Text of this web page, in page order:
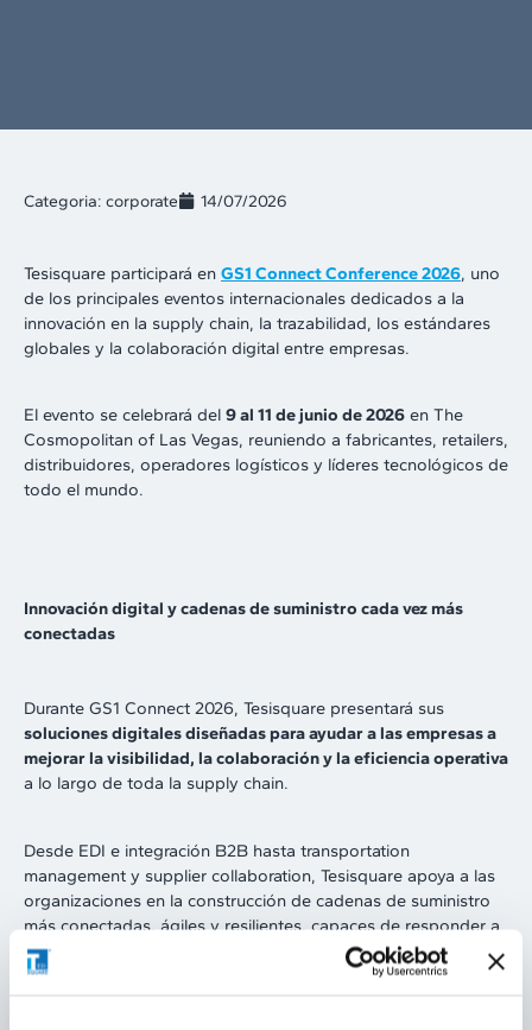
Categoria: corporate 14/07/2026
Tesisquare participará en GS1 Connect Conference 2026, uno
de los principales eventos internacionales dedicados a la
innovación en la supply chain, la trazabilidad, los estándares
globales y la colaboración digital entre empresas.
El evento se celebrará del 9 al 11 de junio de 2026 en The
Cosmopolitan of Las Vegas, reuniendo a fabricantes, retailers,
distribuidores, operadores logísticos y líderes tecnológicos de
todo el mundo.
Innovación digital y cadenas de suministro cada vez más
conectadas
Durante GS1 Connect 2026, Tesisquare presentará sus
soluciones digitales diseñadas para ayudar a las empresas a
mejorar la visibilidad, la colaboración y la eficiencia operativa
a lo largo de toda la supply chain.
Desde EDI e integración B2B hasta transportation
management y supplier collaboration, Tesisquare apoya a las
organizaciones en la construcción de cadenas de suministro
más conectadas, ágiles y resilientes, capaces de responder a
las nuevas demandas del mercado y a la creciente
complejidad operativa.